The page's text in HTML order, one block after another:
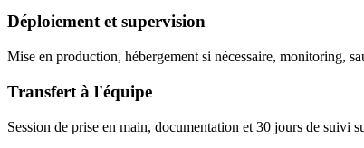
Déploiement et supervision
Mise en production, hébergement si nécessaire, monitoring,
Transfert à l'équipe
Session de prise en main, documentation et 30 jours de suivi